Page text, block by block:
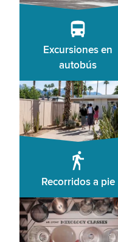
Excursiones en
autobús
Recorridos a pie